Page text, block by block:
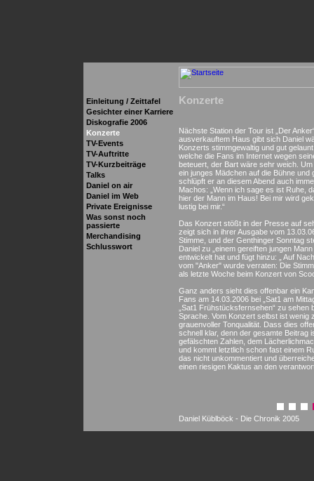
Einleitung / Zeittafel
Gesichter einer Karriere
Diskografie 2006
Konzerte
TV-Events
TV-Auftritte
TV-Kurzbeiträge
Talks
Daniel on air
Daniel im Web
Private Ereignisse
Was sonst noch
passierte
Merchandising
Schlusswort
Konzerte
Nächste Station der Tour ist „Der
ausverkauftem Haus gibt sich Daniel
Konzerts stimmgewaltig und gut
welche die Fans im Internet wegen
beteuert, der Bart wäre sehr weich.
ein junges Mädchen auf die Bühne und
schlüpft er an diesem Abend auch
Machos: „Wenn ich sage es ist Ruhe,
hier der Mann im Haus! Bei mir wird
lustig bei mir.“
Das Konzert stößt in der Presse auf
zeigt sich in ihrer Ausgabe vom
Stimme, und der Genthinger Sonntag
Daniel zu „einem gereiften jungen
entwickelt hat und fügt hinzu: „ Auf
vom "Anker" wurde verraten: Die
als letzte Woche beim Konzert von
Ganz anders sieht dies offenbar ein
Fans am 14.03.2006 bei „Sat1 am
„Sat1 Frühstücksfernsehen“ zu
Sprache. Vom Konzert selbst ist wenig
grauenvoller Tonqualität. Dass dies
schnell klar, denn der gesamte Beitrag
gefälschten Zahlen, dem
und kommt letztlich schon fast einem
das nicht unkommentiert und
einen riesigen Kaktus an den
Daniel Küblböck - Die Chronik 2005